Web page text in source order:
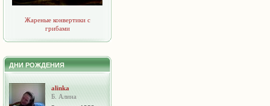
Жареные конвертики с
грибами
ДНИ РОЖДЕНИЯ
alinka
Б. Алина